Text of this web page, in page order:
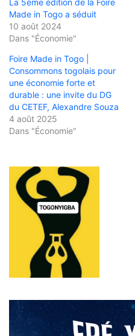
Made in Togo a séduit
10 août 2024
Dans "Économie"
Foire Made in Togo |
Consommons togolais pour
une économie forte et
durable : une invite du DG
du CETEF, Alexandre Souza
4 août 2025
Dans "Économie"